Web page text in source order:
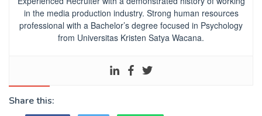
in the media production industry. Strong human resources
professional with a Bachelor’s degree focused in Psychology
from Universitas Kristen Satya Wacana.
Share this: